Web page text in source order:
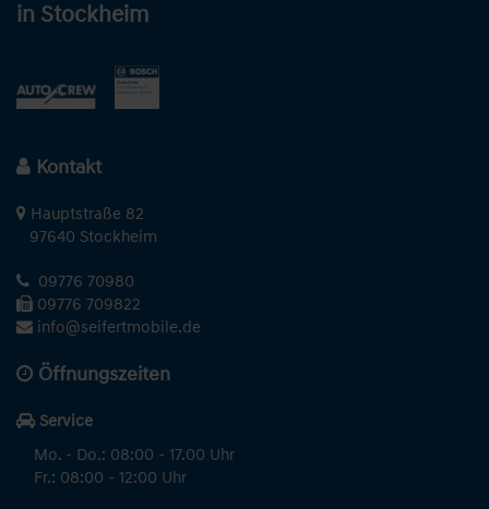
in Stockheim
Kontakt
Hauptstraße 82
97640 Stockheim
09776 70980
09776 709822
info@seifertmobile.de
Öffnungszeiten
Service
Mo. - Do.: 08:00 - 17.00 Uhr
Fr.: 08:00 - 12:00 Uhr